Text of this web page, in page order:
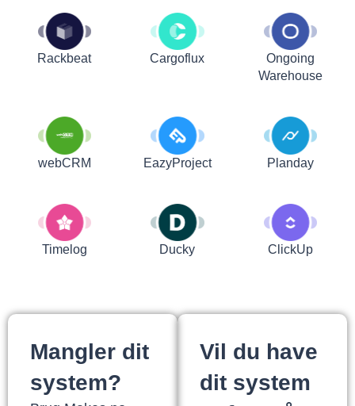
Rackbeat Cargoflux
Ongoing
Warehouse
webCRM EazyProject Planday
Timelog Ducky ClickUp
Mangler dit
system?
Vil du have
dit system